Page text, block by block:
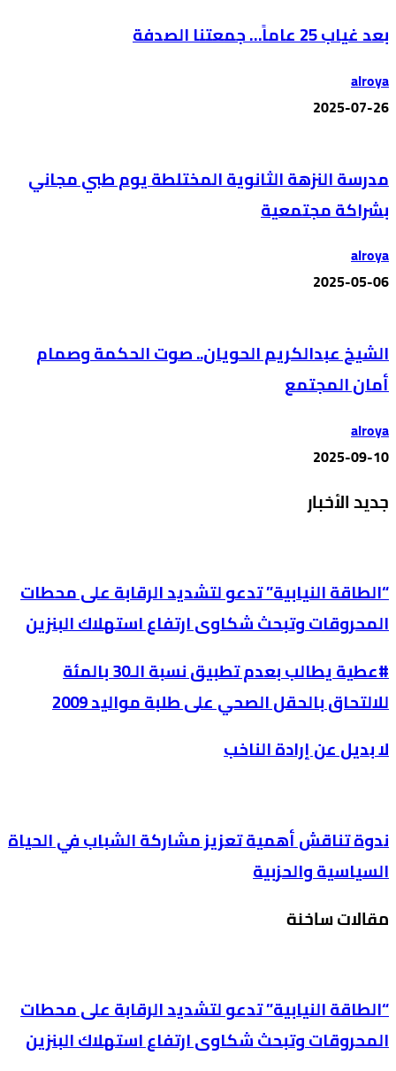
بعد غياب 25 عاماً… جمعتنا الصدفة
alroya
2025-07-26
مدرسة النزهة الثانوية المختلطة يوم طبي مجاني
بشراكة مجتمعية
alroya
2025-05-06
الشيخ عبدالكريم الحويان.. صوت الحكمة وصمام
أمان المجتمع
alroya
2025-09-10
جديد الأخبار
“الطاقة النيابية” تدعو لتشديد الرقابة على محطات
المحروقات وتبحث شكاوى ارتفاع استهلاك البنزين
#عطية يطالب بعدم تطبيق نسبة الـ30 بالمئة
للالتحاق بالحقل الصحي على طلبة مواليد 2009
لا بديل عن إرادة الناخب
ندوة تناقش أهمية تعزيز مشاركة الشباب في الحياة
السياسية والحزبية
مقالات ساخنة
“الطاقة النيابية” تدعو لتشديد الرقابة على محطات
المحروقات وتبحث شكاوى ارتفاع استهلاك البنزين